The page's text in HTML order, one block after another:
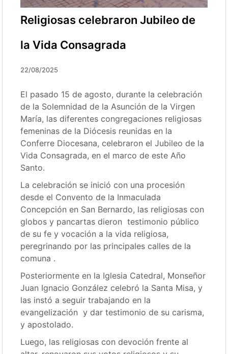
Religiosas celebraron Jubileo de
la Vida Consagrada
22/08/2025
El pasado 15 de agosto, durante la celebración
de la Solemnidad de la Asunción de la Virgen
María, las diferentes congregaciones religiosas
femeninas de la Diócesis reunidas en la
Conferre Diocesana, celebraron el Jubileo de la
Vida Consagrada, en el marco de este Año
Santo.
La celebración se inició con una procesión
desde el Convento de la Inmaculada
Concepción en San Bernardo, las religiosas con
globos y pancartas dieron testimonio público
de su fe y vocación a la vida religiosa,
peregrinando por las principales calles de la
comuna .
Posteriormente en la Iglesia Catedral, Monseñor
Juan Ignacio González celebró la Santa Misa, y
las instó a seguir trabajando en la
evangelización y dar testimonio de su carisma,
y apostolado.
Luego, las religiosas con devoción frente al